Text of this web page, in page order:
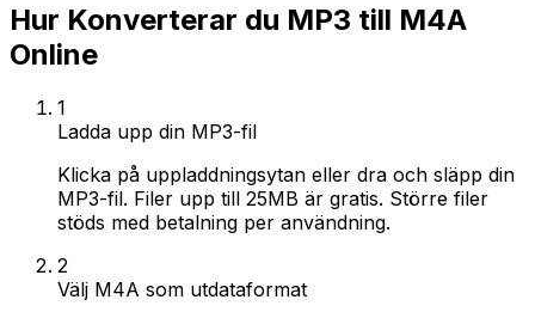
Hur Konverterar du MP3 till M4A
Online
1
Ladda upp din MP3-fil
Klicka på uppladdningsytan eller dra och släpp din
MP3-fil. Filer upp till 25MB är gratis. Större filer
stöds med betalning per användning.
2
Välj M4A som utdataformat